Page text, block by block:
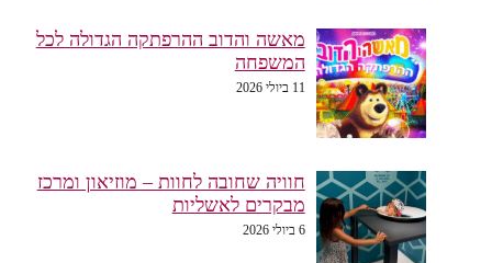
מאשה והדוב ההרפתקה הגדולה לכל
המשפחה
11 ביולי 2026
חוויה שחובה לחוות – מוזיאון ומרכז
מבקרים לאשליות
6 ביולי 2026